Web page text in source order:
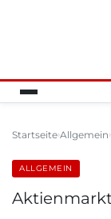
Startseite Allgemein
ALLGEMEIN